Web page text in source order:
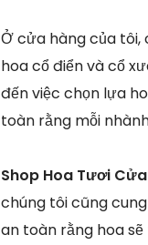
Ở cửa hàng của tôi,
hoa cổ điển và cổ
đến việc chọn lựa
toàn rằng mỗi
Shop Hoa Tươi
chúng tôi cũng
an toàn rằng hoa